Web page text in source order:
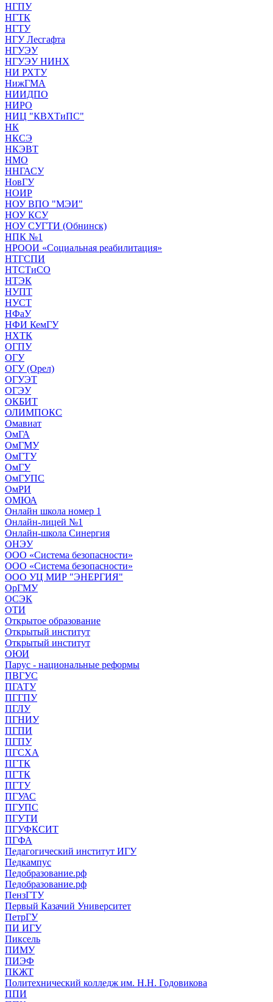
НГПУ
НГТК
НГТУ
НГУ Лесгафта
НГУЭУ
НГУЭУ НИНХ
НИ РХТУ
НижГМА
НИИДПО
НИРО
НИЦ "КВХТиПС"
НК
НКСЭ
НКЭВТ
НМО
ННГАСУ
НовГУ
НОИР
НОУ ВПО "МЭИ"
НОУ КСУ
НОУ СУГТИ (Обнинск)
НПК №1
НРООИ «Социальная реабилитация»
НТГСПИ
НТСТиСО
НТЭК
НУПТ
НУСТ
НФаУ
НФИ КемГУ
НХТК
ОГПУ
ОГУ
ОГУ (Орел)
ОГУЭТ
ОГЭУ
ОКБИТ
ОЛИМПОКС
Омавиат
ОмГА
ОмГМУ
ОмГТУ
ОмГУ
ОмГУПС
ОмРИ
ОМЮА
Онлайн школа номер 1
Онлайн-лицей №1
Онлайн-школа Синергия
ОНЭУ
ООО «Система безопасности»
ООО «Система безопасности»
ООО УЦ МИР "ЭНЕРГИЯ"
ОрГМУ
ОСЭК
ОТИ
Открытое образование
Открытый институт
Открытый институт
ОЮИ
Парус - национальные реформы
ПВГУС
ПГАТУ
ПГГПУ
ПГЛУ
ПГНИУ
ПГПИ
ПГПУ
ПГСХА
ПГТК
ПГТК
ПГТУ
ПГУАС
ПГУПС
ПГУТИ
ПГУФКСИТ
ПГФА
Педагогический институт ИГУ
Педкампус
Педобразование.рф
Педобразование.рф
ПензГТУ
Первый Казачий Университет
ПетрГУ
ПИ ИГУ
Пиксель
ПИМУ
ПИЭФ
ПКЖТ
Политехнический колледж им. Н.Н. Годовикова
ППИ